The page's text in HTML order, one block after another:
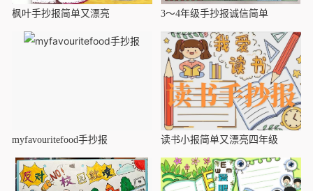
枫叶手抄报简单又漂亮 3～4年级手抄报诚信简单
myfavouritefood手抄报 读书小报简单又漂亮四年级